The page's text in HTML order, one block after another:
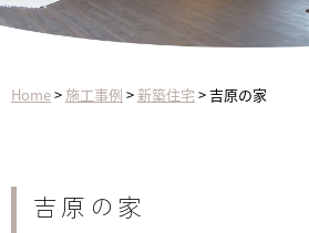
Home>施工事例 >新築住宅 >吉原の家
吉原の家